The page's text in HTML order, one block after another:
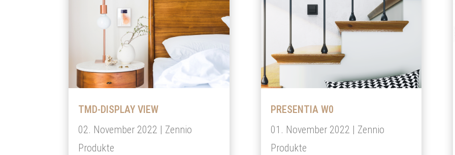
TMD-DISPLAY VIEW
02. November 2022 | Zennio
Produkte
PRESENTIA W0
01. November 2022 | Zennio
Produkte